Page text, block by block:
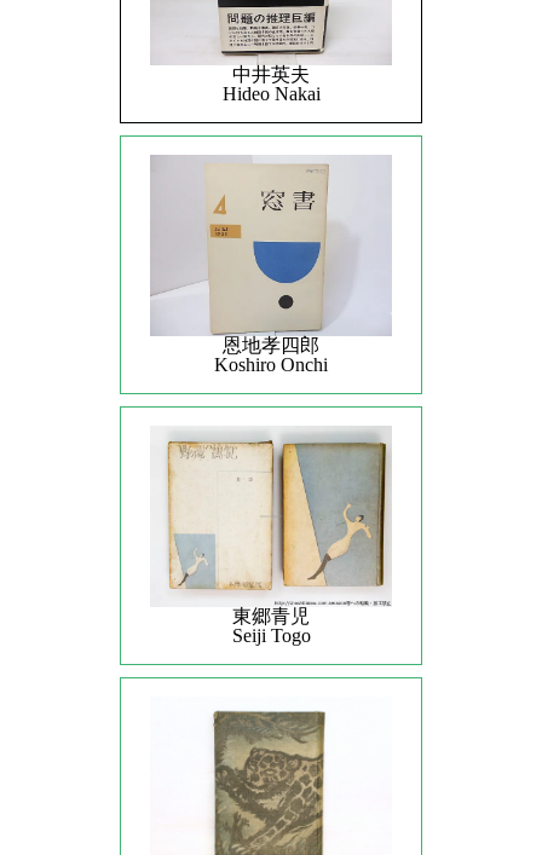
中井英夫
Hideo Nakai
恩地孝四郎
Koshiro Onchi
東郷青児
Seiji Togo